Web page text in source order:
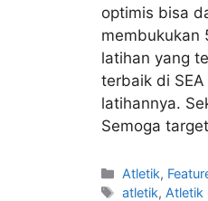
optimis bisa
membukukan
latihan yang
terbaik di
latihannya.
Semoga
Atletik,
atletik, Atletik